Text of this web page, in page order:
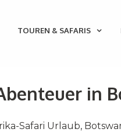
TOUREN & SAFARIS
in
Safari Urlaub,